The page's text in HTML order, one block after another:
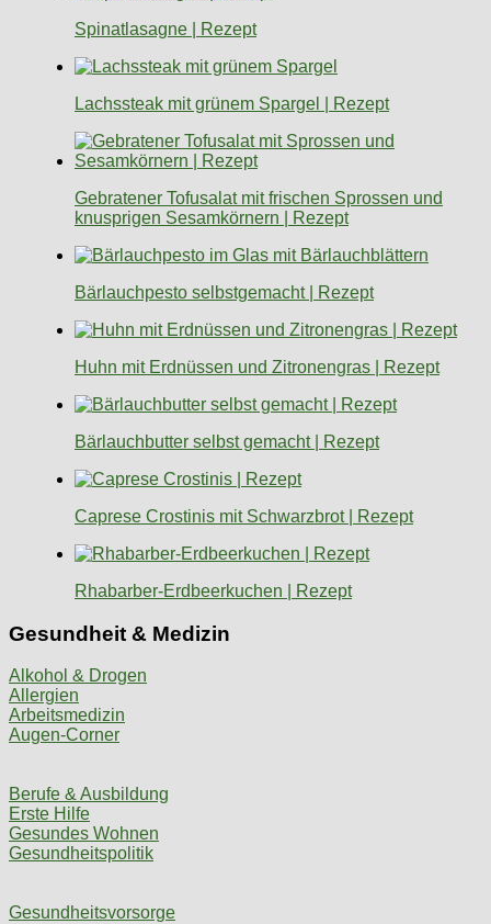
Spinatlasagne | Rezept
Lachssteak mit grünem Spargel | Rezept
Gebratener Tofusalat mit frischen Sprossen und
knusprigen Sesamkörnern | Rezept
Bärlauchpesto selbstgemacht | Rezept
Huhn mit Erdnüssen und Zitronengras | Rezept
Bärlauchbutter selbst gemacht | Rezept
Caprese Crostinis mit Schwarzbrot | Rezept
Rhabarber-Erdbeerkuchen | Rezept
Gesundheit & Medizin
Alkohol & Drogen
Allergien
Arbeitsmedizin
Augen-Corner
Berufe & Ausbildung
Erste Hilfe
Gesundes Wohnen
Gesundheitspolitik
Gesundheitsvorsorge